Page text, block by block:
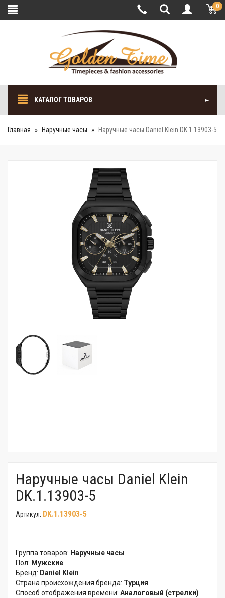
0
КАТАЛОГ ТОВАРОВ
Главная Наручные часы Наручные часы Daniel Klein DK.1.13903-5
Наручные часы Daniel Klein
DK.1.13903-5
Артикул: DK.1.13903-5
Группа товаров: Наручные часы
Пол: Мужские
Бренд: Daniel Klein
Страна происхождения бренда: Турция
Способ отображения времени: Аналоговый (стрелки)